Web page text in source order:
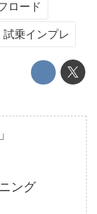
ロード
試乗インプレ
ング